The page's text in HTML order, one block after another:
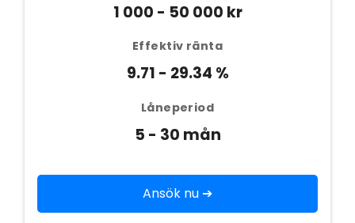
1 000 - 50 000 kr
Effektiv ränta
9.71 - 29.34 %
Låneperiod
5 - 30 mån
Ansök nu ➔